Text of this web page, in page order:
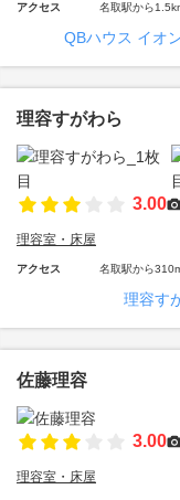
アクセス 名取駅から
QBハウス イオ
理容すがわら
3.00
理容室・床屋
アクセス 名取駅から
理容す
佐藤理容
3.00
理容室・床屋